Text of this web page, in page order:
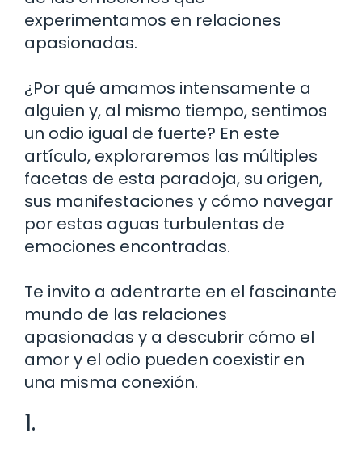
experimentamos en relaciones
apasionadas.
¿Por qué amamos intensamente a
alguien y, al mismo tiempo, sentimos
un odio igual de fuerte? En este
artículo, exploraremos las múltiples
facetas de esta paradoja, su origen,
sus manifestaciones y cómo navegar
por estas aguas turbulentas de
emociones encontradas.
Te invito a adentrarte en el fascinante
mundo de las relaciones
apasionadas y a descubrir cómo el
amor y el odio pueden coexistir en
una misma conexión.
1.